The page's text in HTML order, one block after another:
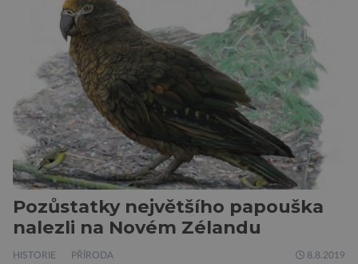
chemických prvků. Celá oblast je místem zrodu
nových hvězd. Mimořádné rozlišení tohoto
záběru pořízeného pomocí přehlídkového
teleskopu ESO/VST odhaluje detaily
jednotlivých astronomických objektů, […]
Pozůstatky největšího papouška
nalezli na Novém Zélandu
HISTORIE PŘÍRODA 8.8.2019